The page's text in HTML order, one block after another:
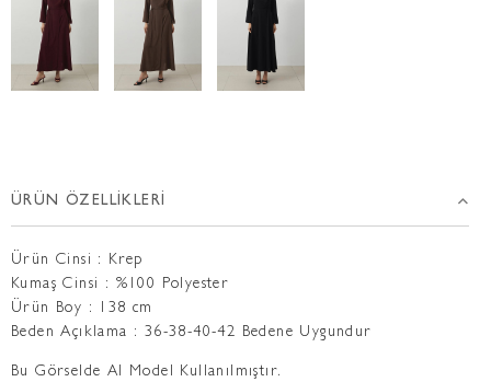
ÜRÜN ÖZELLIKLERI
Ürün Cinsi : Krep
Kumaş Cinsi : %100 Polyester
Ürün Boy : 138 cm
Beden Açıklama : 36-38-40-42 Bedene Uygundur
Bu Görselde AI Model Kullanılmıştır.